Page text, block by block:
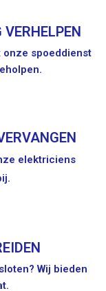
spoeddienst
elektriciens
Wij bieden